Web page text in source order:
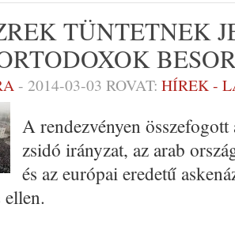
TÜNTETNEK
- 2014-03-03 ROVAT: HÍREK -
A rendezvényen
zsidó irányzat, az arab
és az európai eredetű
ellen.